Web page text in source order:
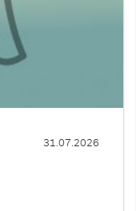
31.07.2026